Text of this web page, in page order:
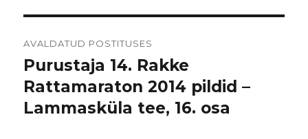
AVALDATUD POSTITUSES
Purustaja 14. Rakke
Rattamaraton 2014 pildid –
Lammasküla tee, 16. osa